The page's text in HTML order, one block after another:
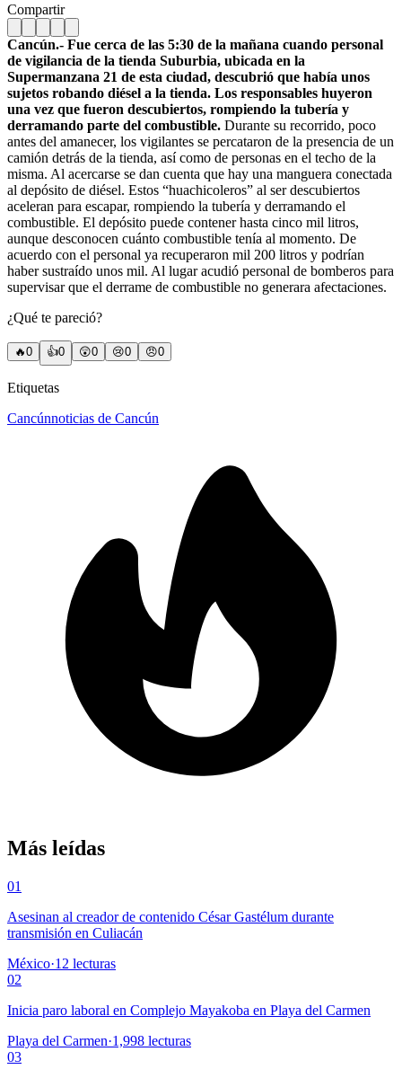
Compartir
Cancún.- Fue cerca de las 5:30 de la mañana cuando personal
de vigilancia de la tienda Suburbia, ubicada en la
Supermanzana 21 de esta ciudad, descubrió que había unos
sujetos robando diésel a la tienda. Los responsables huyeron
una vez que fueron descubiertos, rompiendo la tubería y
derramando parte del combustible. Durante su recorrido, poco
antes del amanecer, los vigilantes se percataron de la presencia de un
camión detrás de la tienda, así como de personas en el techo de la
misma. Al acercarse se dan cuenta que hay una manguera conectada
al depósito de diésel. Estos “huachicoleros” al ser descubiertos
aceleran para escapar, rompiendo la tubería y derramando el
combustible. El depósito puede contener hasta cinco mil litros,
aunque desconocen cuánto combustible tenía al momento. De
acuerdo con el personal ya recuperaron mil 200 litros y podrían
haber sustraído unos mil. Al lugar acudió personal de bomberos para
supervisar que el derrame de combustible no generara afectaciones.
¿Qué te pareció?
🔥0 👍0 😲0 😢0 😠0
Etiquetas
Cancúnnoticias de Cancún
Más leídas
01
Asesinan al creador de contenido César Gastélum durante
transmisión en Culiacán
México·12 lecturas
02
Inicia paro laboral en Complejo Mayakoba en Playa del Carmen
Playa del Carmen·1,998 lecturas
03